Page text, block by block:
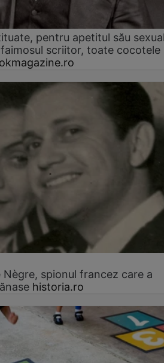
pentru apetitul său
scriitor, toate cocotele
okmagazine.ro
spionul francez care a
historia.ro